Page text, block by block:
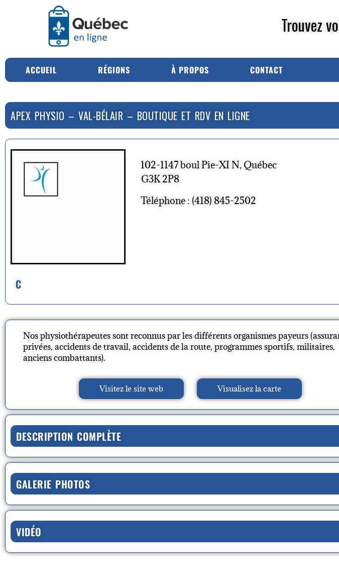
Trouvez
ACCUEIL RÉGIONS À PROPOS CONTACT
APEX PHYSIO – VAL-BÉLAIR – BOUTIQUE ET RDV EN LIGNE
C
102-1147 boul Pie-XI N, Québec
G3K 2P8
Téléphone : (418) 845-2502
Nos physiothérapeutes sont reconnus par les différents organismes payeurs
privées, accidents de travail, accidents de la route, programmes sportifs, militaires,
anciens combattants).
Visitez le site web Visualisez la carte
DESCRIPTION COMPLÈTE
GALERIE PHOTOS
VIDÉO